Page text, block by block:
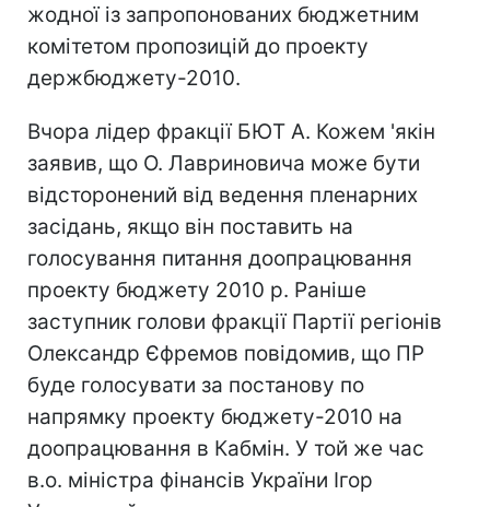
жодної із запропонованих бюджетним
комітетом пропозицій до проекту
держбюджету-2010.
Вчора лідер фракції БЮТ А. Кожем 'якін
заявив, що О. Лавриновича може бути
відсторонений від ведення пленарних
засідань, якщо він поставить на
голосування питання доопрацювання
проекту бюджету 2010 р. Раніше
заступник голови фракції Партії регіонів
Олександр Єфремов повідомив, що ПР
буде голосувати за постанову по
напрямку проекту бюджету-2010 на
доопрацювання в Кабмін. У той же час
в.о. міністра фінансів України Ігор